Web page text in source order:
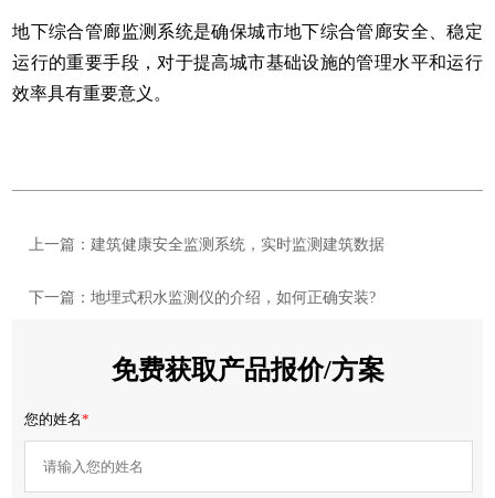
地下综合管廊监测系统是确保城市地下综合管廊安全、稳定
运行的重要手段，对于提高城市基础设施的管理水平和运行
效率具有重要意义。
上一篇：建筑健康安全监测系统，实时监测建筑数据
下一篇：地埋式积水监测仪的介绍，如何正确安装?
免费获取产品报价/方案
您的姓名*